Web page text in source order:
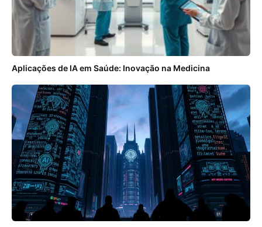
Aplicações de IA em Saúde: Inovação na Medicina